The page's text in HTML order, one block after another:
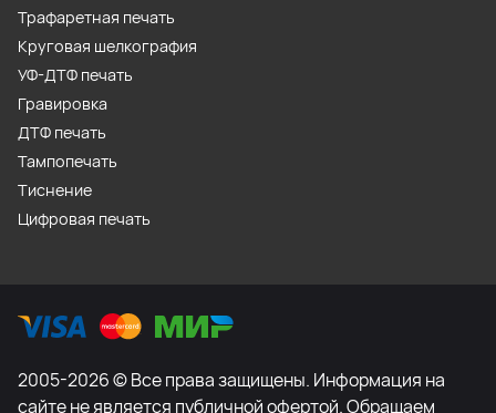
Трафаретная печать
Круговая шелкография
УФ-ДТФ печать
Гравировка
ДТФ печать
Тампопечать
Тиснение
Цифровая печать
2005-2026 © Все права защищены. Информация на
сайте не является публичной офертой. Обращаем